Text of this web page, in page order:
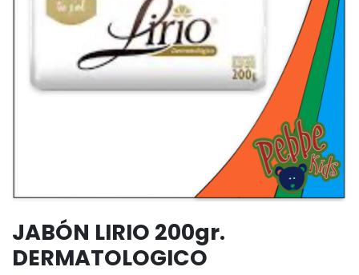
JABÓN LIRIO 200gr.
DERMATOLOGICO